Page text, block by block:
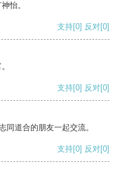
怡。
支持[0] 反对[0]
支持[0] 反对[0]
同道合的朋友一起交流。
支持[0] 反对[0]